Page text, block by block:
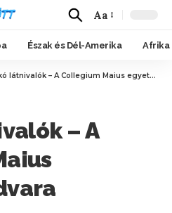
Aa
Észak és Dél-Amerika Afrika
látnivalók – A Collegium Maius egyetemi udvara
– A